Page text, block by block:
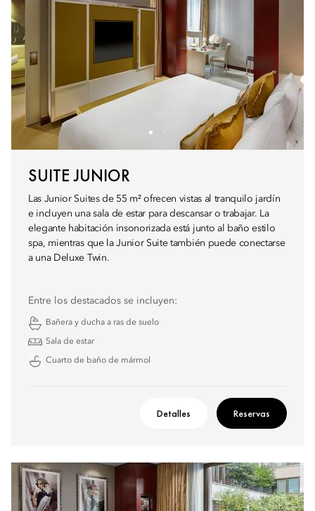
SUITE JUNIOR
Las Junior Suites de 55 m² ofrecen vistas al tranquilo jardín
e incluyen una sala de estar para descansar o trabajar. La
elegante habitación insonorizada está junto al baño estilo
spa, mientras que la Junior Suite también puede conectarse
a una Deluxe Twin.
Entre los destacados se incluyen:
Bañera y ducha a ras de suelo
Sala de estar
Cuarto de baño de mármol
Detalles Reservas